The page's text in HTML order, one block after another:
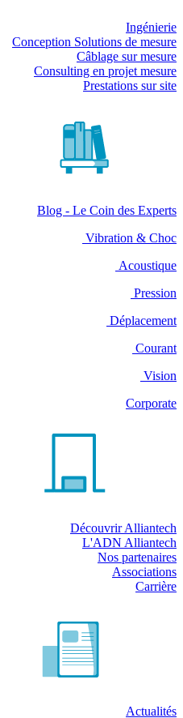
Ingénierie
Conception Solutions de mesure
Câblage sur mesure
Consulting en projet mesure
Prestations sur site
Blog - Le Coin des Experts
Vibration & Choc
Acoustique
Pression
Déplacement
Courant
Vision
Corporate
Découvrir Alliantech
L'ADN Alliantech
Nos partenaires
Associations
Carrière
Actualités